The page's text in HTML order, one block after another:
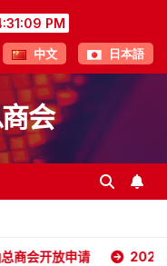
PM
中文 日本語
会
2026年5月16日杭州